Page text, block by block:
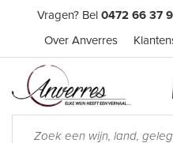
Vragen? Bel 0472 66 37
Over Anverres